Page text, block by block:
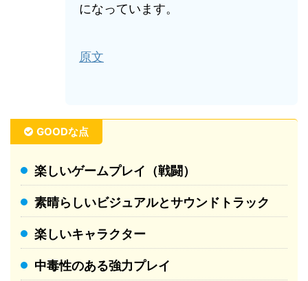
になっています。
原文
GOODな点
楽しいゲームプレイ（戦闘）
素晴らしいビジュアルとサウンドトラック
楽しいキャラクター
中毒性のある強力プレイ